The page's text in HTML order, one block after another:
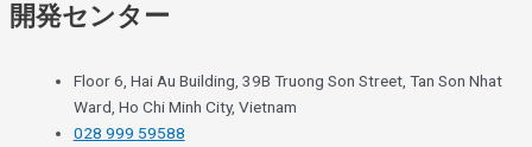
開発センター
Floor 6, Hai Au Building, 39B Truong Son Street, Tan Son Nhat
Ward, Ho Chi Minh City, Vietnam
028 999 59588